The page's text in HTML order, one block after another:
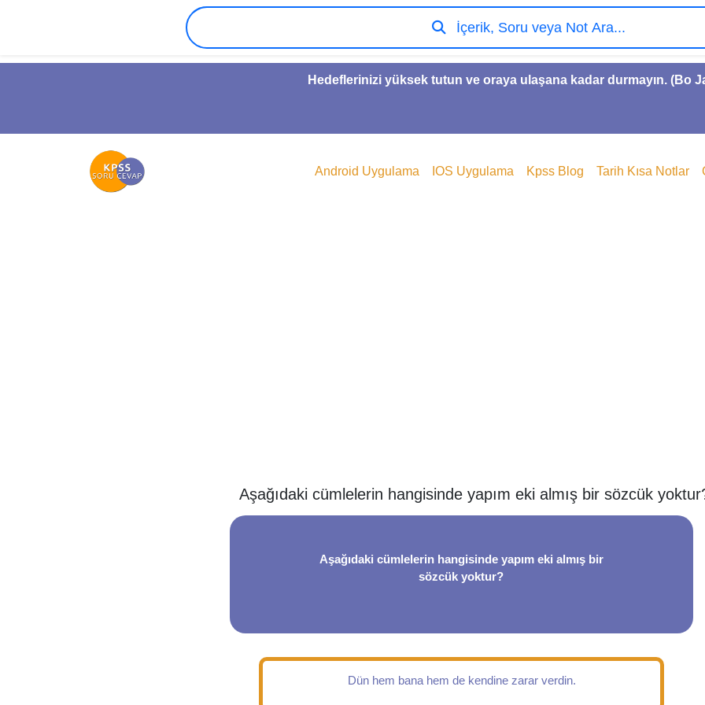
Hedeflerinizi yüksek tutun ve oraya ulaşana kadar durmayın. (Bo
İçerik, Soru veya Not Ara...
Android Uygulama IOS Uygulama Kpss Blog Tarih Kısa Notlar
Aşağıdaki cümlelerin hangisinde yapım eki almış bir sözcük
Aşağıdaki cümlelerin hangisinde yapım eki almış bir
sözcük yoktur?
Dün hem bana hem de kendine zarar verdin.